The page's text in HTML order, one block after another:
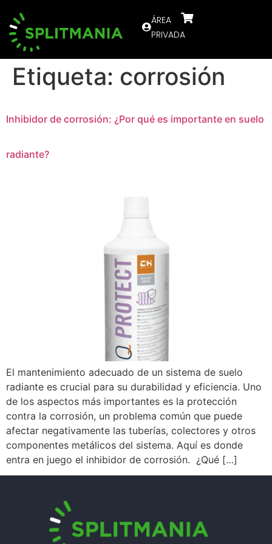
ÁREA
PRIVADA
Etiqueta: corrosión
Inhibidor de corrosión: ¿Por qué es importante en suelo
radiante?
El mantenimiento adecuado de un sistema de suelo
radiante es crucial para su durabilidad y eficiencia. Uno
de los aspectos más importantes es la protección
contra la corrosión, un problema común que puede
afectar negativamente las tuberías, colectores y otros
componentes metálicos del sistema. Aquí es donde
entra en juego el inhibidor de corrosión. ¿Qué […]